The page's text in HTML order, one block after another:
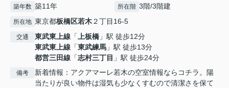
築年数 築11年 所在階 3階/3階建
所在地 東京都板橋区若木２丁目16-5
交通 東武東上線 「 上板橋 」駅 徒歩12分
東武東上線 「東武練馬 」駅 徒歩13分
都営三田線 「志村三丁目 」駅 徒歩24分
備考
新着情報：アクアマーレ若木の空室情報ならコチラ。陽
当たりが良い物件は湿気も少なくすむので清潔さを保て